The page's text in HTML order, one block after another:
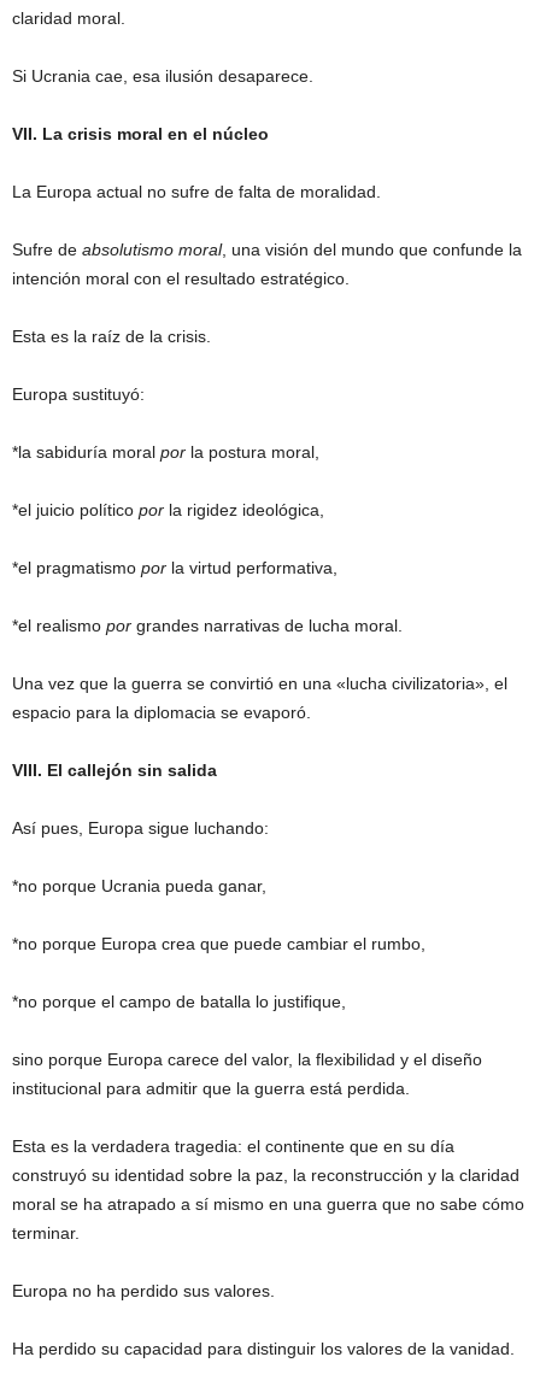
claridad moral.
Si Ucrania cae, esa ilusión desaparece.
VII. La crisis moral en el núcleo
La Europa actual no sufre de falta de moralidad.
Sufre de absolutismo moral, una visión del mundo que confunde la
intención moral con el resultado estratégico.
Esta es la raíz de la crisis.
Europa sustituyó:
*la sabiduría moral por la postura moral,
*el juicio político por la rigidez ideológica,
*el pragmatismo por la virtud performativa,
*el realismo por grandes narrativas de lucha moral.
Una vez que la guerra se convirtió en una «lucha civilizatoria», el
espacio para la diplomacia se evaporó.
VIII. El callejón sin salida
Así pues, Europa sigue luchando:
*no porque Ucrania pueda ganar,
*no porque Europa crea que puede cambiar el rumbo,
*no porque el campo de batalla lo justifique,
sino porque Europa carece del valor, la flexibilidad y el diseño
institucional para admitir que la guerra está perdida.
Esta es la verdadera tragedia: el continente que en su día
construyó su identidad sobre la paz, la reconstrucción y la claridad
moral se ha atrapado a sí mismo en una guerra que no sabe cómo
terminar.
Europa no ha perdido sus valores.
Ha perdido su capacidad para distinguir los valores de la vanidad.